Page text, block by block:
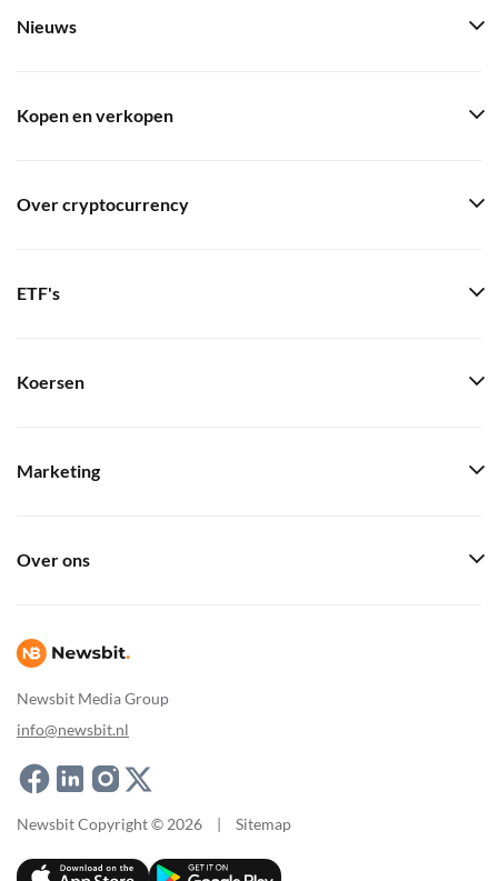
Newsbit Media Group
info@newsbit.nl
Nieuws
Kopen en verkopen
Over cryptocurrency
ETF's
Koersen
Marketing
Over ons
Newsbit Copyright © 2026 | Sitemap